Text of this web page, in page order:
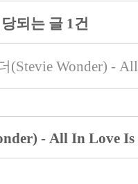
되는 글 1건
(Stevie Wonder) -
- All In Love